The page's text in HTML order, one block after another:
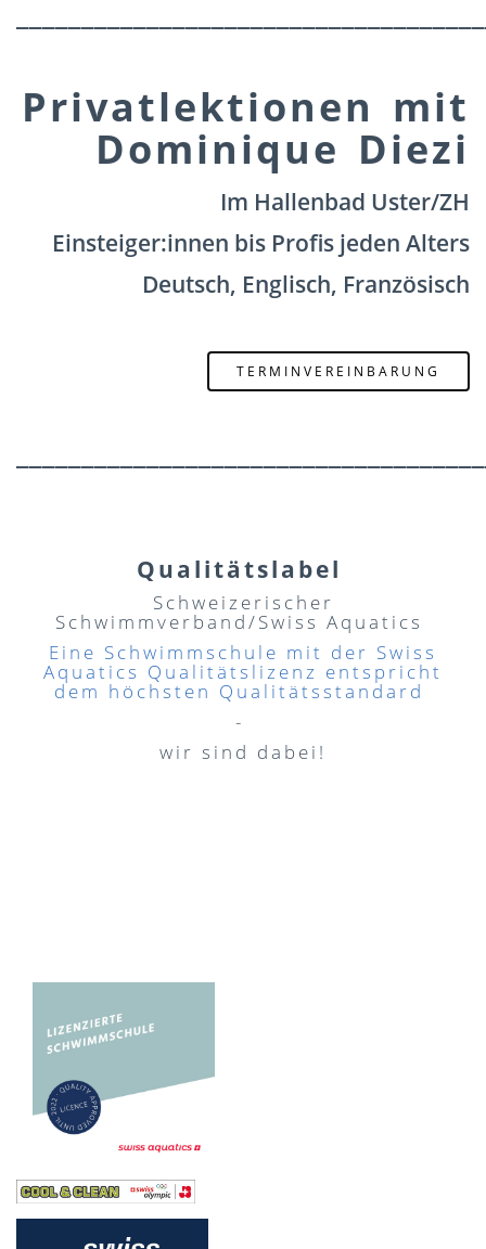
Privatlektionen mit
Dominique Diezi
Im Hallenbad Uster/ZH
Einsteiger:innen bis Profis jeden Alters
Deutsch, Englisch, Französisch
TERMINVEREINBARUNG
Qualitätslabel
Schweizerischer
Schwimmverband/Swiss Aquatics
Eine Schwimmschule mit der Swiss
Aquatics Qualitätslizenz entspricht
dem höchsten Qualitätsstandard
-
wir sind dabei!